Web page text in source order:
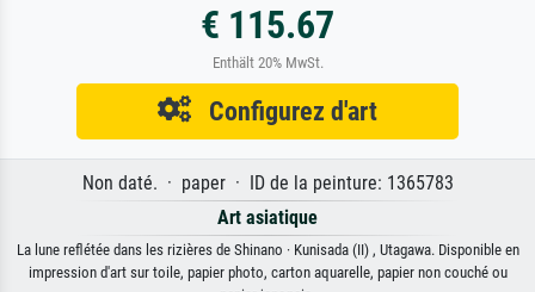
€ 115.67
Enthält 20% MwSt.
Configurez d'art
Non daté. · paper · ID de la peinture: 1365783
Art asiatique
La lune reflétée dans les rizières de Shinano · Kunisada (II) , Utagawa. Disponible en
impression d'art sur toile, papier photo, carton aquarelle, papier non couché ou